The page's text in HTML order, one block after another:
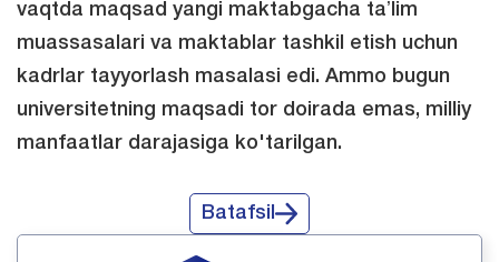
vaqtda maqsad yangi maktabgacha taʼlim
muassasalari va maktablar tashkil etish uchun
kadrlar tayyorlash masalasi edi. Ammo bugun
universitetning maqsadi tor doirada emas, milliy
manfaatlar darajasiga ko'tarilgan.
Batafsil